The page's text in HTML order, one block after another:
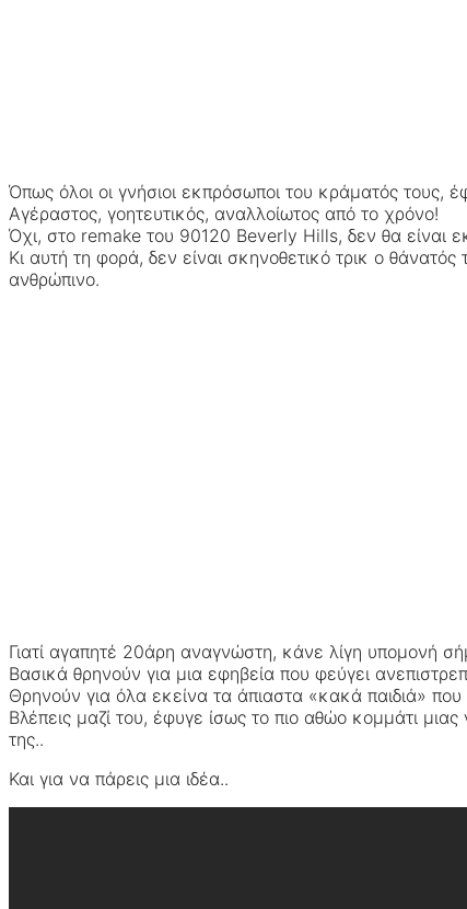
Όπως όλοι οι γνήσιοι εκπρόσωποι του κράματός τους,
Αγέραστος, γοητευτικός, αναλλοίωτος από το χρόνο!
Όχι, στο remake του 90120 Beverly Hills, δεν θα είναι
Κι αυτή τη φορά, δεν είναι σκηνοθετικό τρικ ο
ανθρώπινο.
Γιατί αγαπητέ 20άρη αναγνώστη, κάνε λίγη υπομονή
Βασικά θρηνούν για μια εφηβεία που φεύγει
Θρηνούν για όλα εκείνα τα άπιαστα «κακά παιδιά» που
Βλέπεις μαζί του, έφυγε ίσως το πιο αθώο κομμάτι
της..
Και για να πάρεις μια ιδέα..